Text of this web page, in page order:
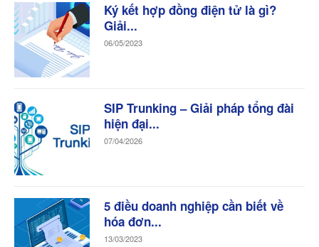
Ký kết hợp đồng điện tử là gì?
Giải...
06/05/2023
SIP Trunking – Giải pháp tổng đài
hiện đại...
07/04/2026
5 điều doanh nghiệp cần biết về
hóa đơn...
13/03/2023